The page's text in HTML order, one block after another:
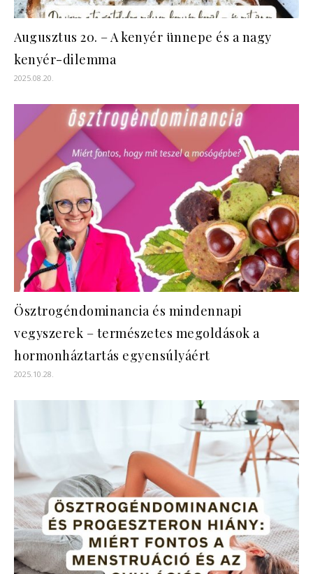
Augusztus 20. – A kenyér ünnepe és a nagy
kenyér-dilemma
2025.08.20.
Ösztrogéndominancia és mindennapi
vegyszerek – természetes megoldások a
hormonháztartás egyensúlyáért
2025.10.28.